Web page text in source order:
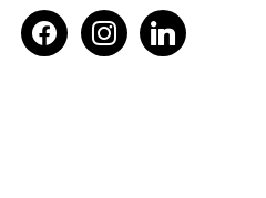
facebookinstagramlinkedin